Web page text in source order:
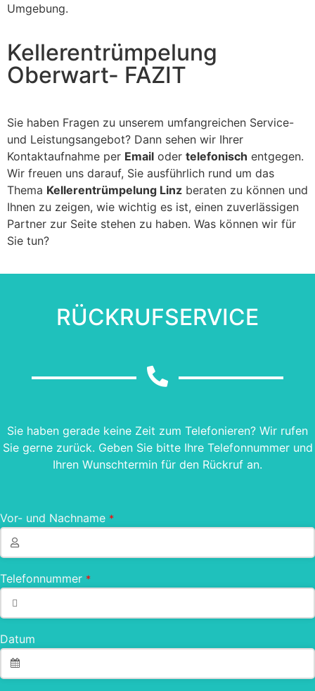
Umgebung.
Kellerentrümpelung
Oberwart- FAZIT
Sie haben Fragen zu unserem umfangreichen Service-
und Leistungsangebot? Dann sehen wir Ihrer
Kontaktaufnahme per Email oder telefonisch entgegen.
Wir freuen uns darauf, Sie ausführlich rund um das
Thema Kellerentrümpelung Linz beraten zu können und
Ihnen zu zeigen, wie wichtig es ist, einen zuverlässigen
Partner zur Seite stehen zu haben. Was können wir für
Sie tun?
RÜCKRUFSERVICE
Sie haben gerade keine Zeit zum Telefonieren? Wir rufen
Sie gerne zurück. Geben Sie bitte Ihre Telefonnummer und
Ihren Wunschtermin für den Rückruf an.
Vor- und Nachname *
Telefonnummer *
Datum